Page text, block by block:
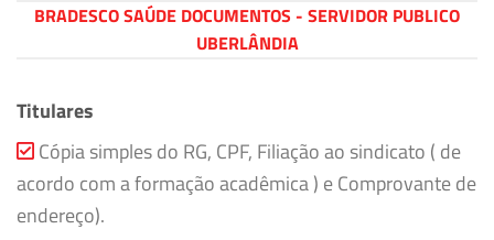
BRADESCO SAÚDE DOCUMENTOS - SERVIDOR PUBLICO
UBERLÂNDIA
Titulares
Cópia simples do RG, CPF, Filiação ao sindicato ( de
acordo com a formação acadêmica ) e Comprovante de
endereço).